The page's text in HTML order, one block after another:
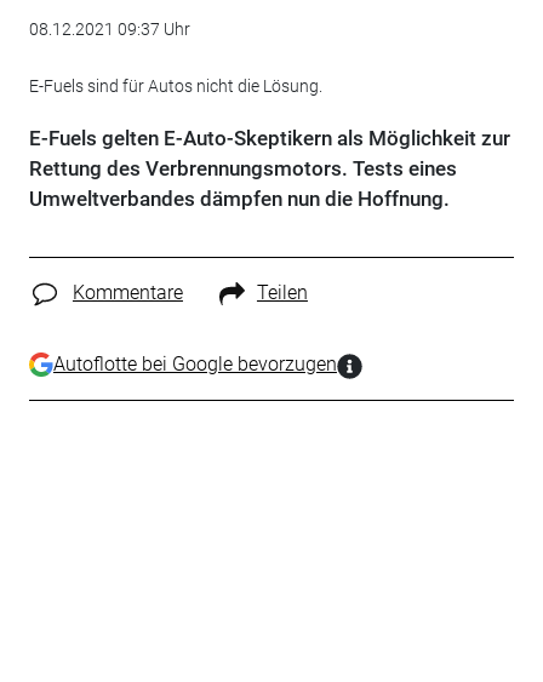
08.12.2021 09:37 Uhr
E-Fuels sind für Autos nicht die Lösung.
E-Fuels gelten E-Auto-Skeptikern als Möglichkeit zur
Rettung des Verbrennungsmotors. Tests eines
Umweltverbandes dämpfen nun die Hoffnung.
Kommentare Teilen
Autoflotte bei Google bevorzugen